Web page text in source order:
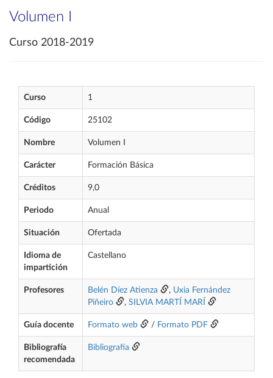
Volumen I
Curso 2018-2019
Curso 1
Código 25102
Nombre Volumen I
Carácter Formación Básica
Créditos 9,0
Periodo Anual
Situación Ofertada
Idioma de
impartición
Castellano
Profesores Belén Díez Atienza , Uxia Fernández
Piñeiro
, SILVIA MARTÍ MARÍ
Guía docente Formato web / Formato PDF
Bibliografía
recomendada
Bibliografía